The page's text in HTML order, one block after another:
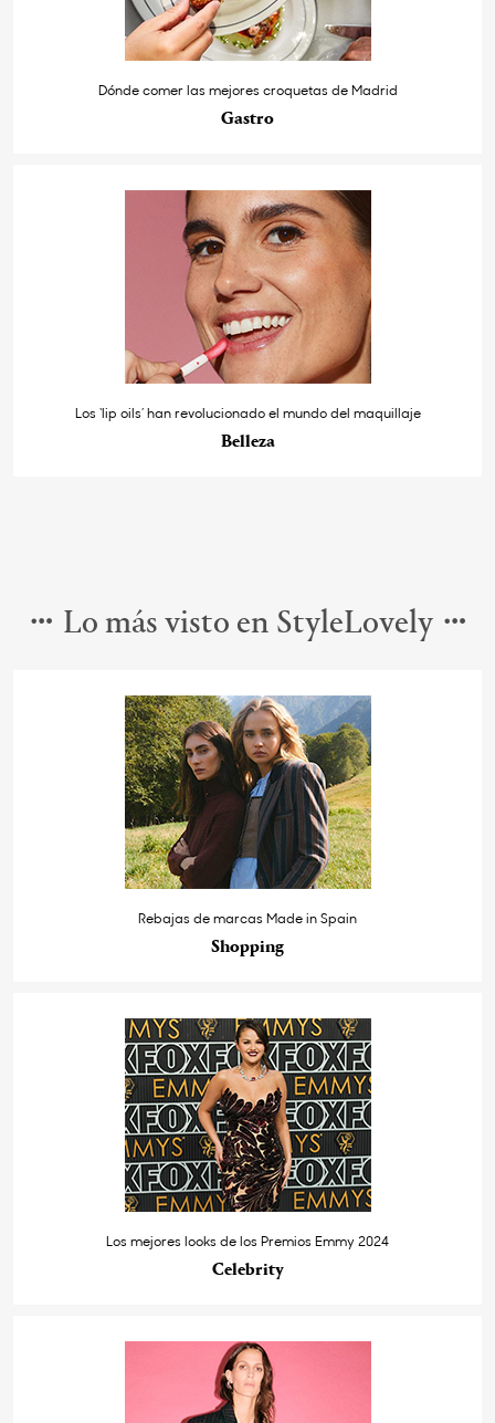
Dónde comer las mejores croquetas de Madrid
Gastro
Los ‘lip oils’ han revolucionado el mundo del maquillaje
Belleza
Lo más visto en StyleLovely
Rebajas de marcas Made in Spain
Shopping
Los mejores looks de los Premios Emmy 2024
Celebrity